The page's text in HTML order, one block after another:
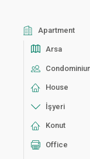
Apartment
Arsa
House
İşyeri
Konut
Office